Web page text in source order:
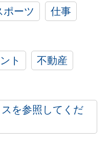
ポーツ
仕事
ト
不動産
を参照してくだ